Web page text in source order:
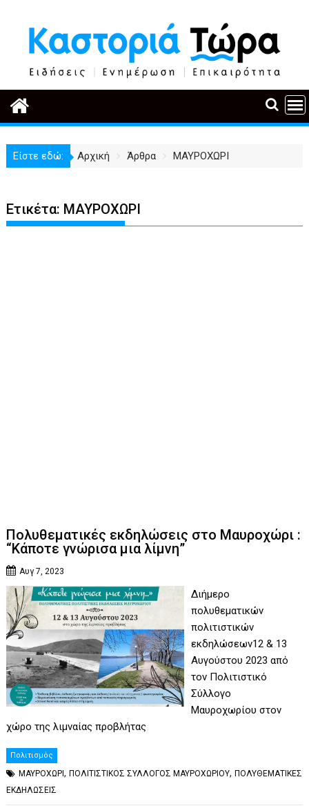
περιεχόμενο
Είστε εδώ: Αρχική Άρθρα ΜΑΥΡΟΧΩΡΙ
Ετικέτα: ΜΑΥΡΟΧΩΡΙ
Πολυθεματικές εκδηλώσεις στο Μαυροχώρι :
“Κάποτε γνώρισα μια λίμνη”
Αυγ 7, 2023
Διήμερο
πολυθεματικών
πολιτιστικών
εκδηλώσεων12 & 13
Αυγούστου 2023 από
τον Πολιτιστικό
Σύλλογο
Μαυροχωρίου στον
χώρο της λιμναίας προβλήτας
Πολιτισμός
ΜΑΥΡΟΧΩΡΙ,ΠΟΛΙΤΙΣΤΙΚΟΣ ΣΥΛΛΟΓΟΣ ΜΑΥΡΟΧΩΡΙΟΥ,ΠΟΛΥΘΕΜΑΤΙΚΕΣ
ΕΚΔΗΛΩΣΕΙΣ